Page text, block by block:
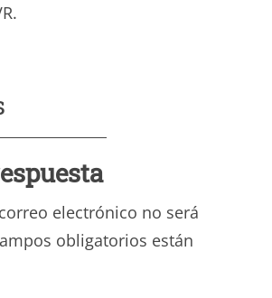
electrónico no será
obligatorios están